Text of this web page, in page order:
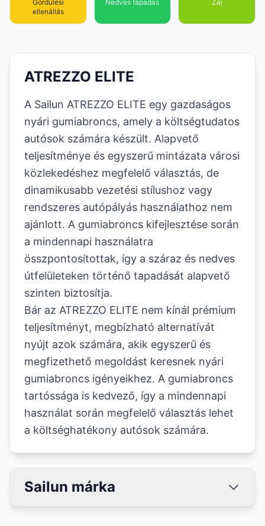
Gördülési
ellenállás
Nedves tapadás Zaj
ATREZZO ELITE
A Sailun ATREZZO ELITE egy gazdaságos
nyári gumiabroncs, amely a költségtudatos
autósok számára készült. Alapvető
teljesítménye és egyszerű mintázata városi
közlekedéshez megfelelő választás, de
dinamikusabb vezetési stílushoz vagy
rendszeres autópályás használathoz nem
ajánlott. A gumiabroncs kifejlesztése során
a mindennapi használatra
összpontosítottak, így a száraz és nedves
útfelületeken történő tapadását alapvető
szinten biztosítja.
Bár az ATREZZO ELITE nem kínál prémium
teljesítményt, megbízható alternatívát
nyújt azok számára, akik egyszerű és
megfizethető megoldást keresnek nyári
gumiabroncs igényeikhez. A gumiabroncs
tartóssága is kedvező, így a mindennapi
használat során megfelelő választás lehet
a költséghatékony autósok számára.
Sailun márka